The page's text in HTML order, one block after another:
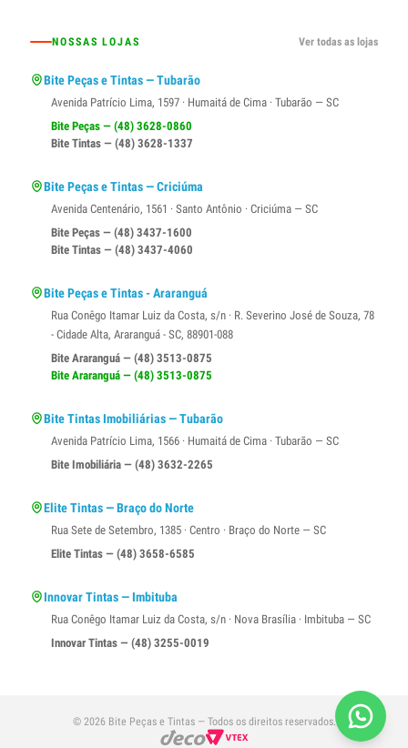
NOSSAS LOJAS Ver todas as lojas
Bite Peças e Tintas — Tubarão
Avenida Patrício Lima, 1597 · Humaitá de Cima · Tubarão — SC
Bite Peças — (48) 3628-0860
Bite Tintas — (48) 3628-1337
Bite Peças e Tintas — Criciúma
Avenida Centenário, 1561 · Santo Antônio · Criciúma — SC
Bite Peças — (48) 3437-1600
Bite Tintas — (48) 3437-4060
Bite Peças e Tintas - Araranguá
Rua Conêgo Itamar Luiz da Costa, s/n · R. Severino José de Souza, 78
- Cidade Alta, Araranguá - SC, 88901-088
Bite Araranguá — (48) 3513-0875
Bite Araranguá — (48) 3513-0875
Bite Tintas Imobiliárias — Tubarão
Avenida Patrício Lima, 1566 · Humaitá de Cima · Tubarão — SC
Bite Imobiliária — (48) 3632-2265
Elite Tintas — Braço do Norte
Rua Sete de Setembro, 1385 · Centro · Braço do Norte — SC
Elite Tintas — (48) 3658-6585
Innovar Tintas — Imbituba
Rua Conêgo Itamar Luiz da Costa, s/n · Nova Brasília · Imbituba — SC
Innovar Tintas — (48) 3255-0019
© 2026 Bite Peças e Tintas — Todos os direitos reservados.